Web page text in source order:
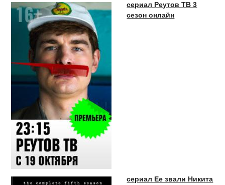
сериал Реутов ТВ 3
сезон онлайн
сериал Ее звали Никита